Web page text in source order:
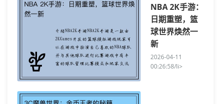
NBA 2K手游：
日期重塑，篮
球世界焕然一
新
2026-04-11
00:26:58/li>